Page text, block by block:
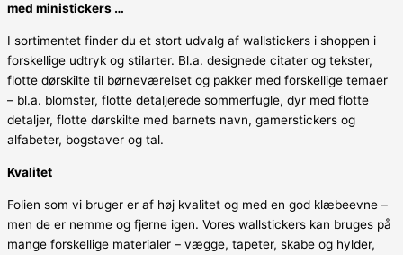
med ministickers …
I sortimentet finder du et stort udvalg af wallstickers i shoppen i
forskellige udtryk og stilarter. Bl.a. designede citater og tekster,
flotte dørskilte til børneværelset og pakker med forskellige temaer
– bl.a. blomster, flotte detaljerede sommerfugle, dyr med flotte
detaljer, flotte dørskilte med barnets navn, gamerstickers og
alfabeter, bogstaver og tal.
Kvalitet
Folien som vi bruger er af høj kvalitet og med en god klæbeevne –
men de er nemme og fjerne igen. Vores wallstickers kan bruges på
mange forskellige materialer – vægge, tapeter, skabe og hylder,